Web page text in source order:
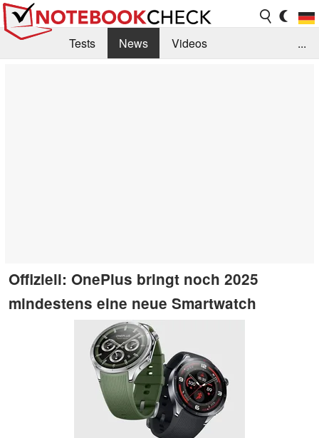
Tests News
Videos
...
Offiziell: OnePlus bringt noch 2025
mindestens eine neue Smartwatch